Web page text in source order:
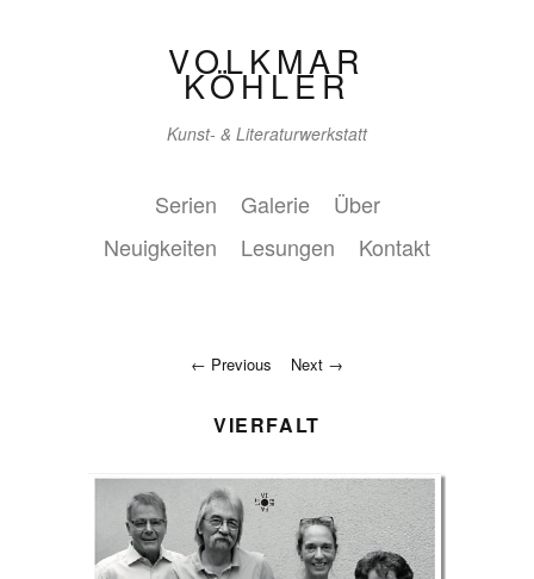
VOLKMAR
KÖHLER
Kunst- & Literaturwerkstatt
Serien Galerie
Über
Neuigkeiten
Lesungen Kontakt
Previous Next
VIERFALT